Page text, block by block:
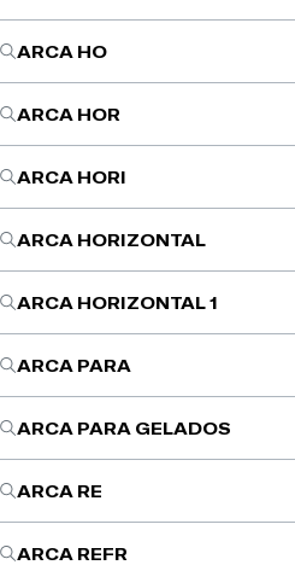
ARCA HO
ARCA HOR
ARCA HORI
ARCA HORIZONTAL
ARCA HORIZONTAL 1
ARCA PARA
ARCA PARA GELADOS
ARCA RE
ARCA REFR